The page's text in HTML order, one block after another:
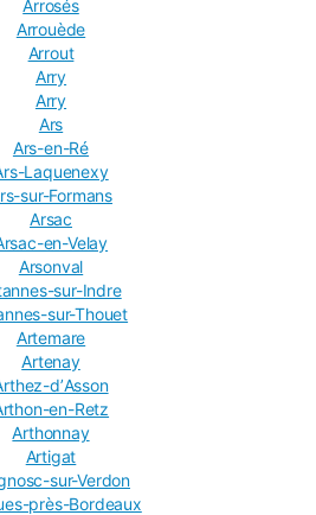
Arrosés
Arrouède
Arrout
Arry
Arry
Ars
Ars-en-Ré
Laquenexy
sur-Formans
Arsac
en-Velay
Arsonval
sur-Indre
sur-Thouet
Artemare
Artenay
dʼAsson
en-Retz
Arthonnay
Artigat
sur-Verdon
près-Bordeaux